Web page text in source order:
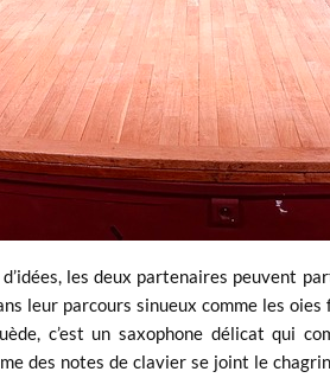
les deux partenaires peuvent
leur parcours sinueux comme les
c’est un saxophone délicat qui
des notes de clavier se joint le